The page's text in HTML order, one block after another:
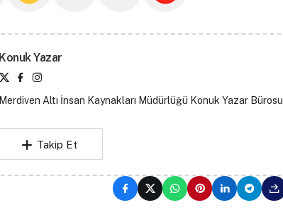
Konuk Yazar
Merdiven Altı İnsan Kaynakları Müdürlüğü Konuk Yazar Bürosu
Takip Et